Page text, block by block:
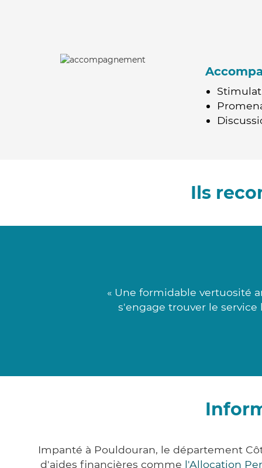
Ils
« Une formidable vertuosité
s'engage trouver le
Impanté à Pouldouran, le département
d'aides financières comme l'Allocation